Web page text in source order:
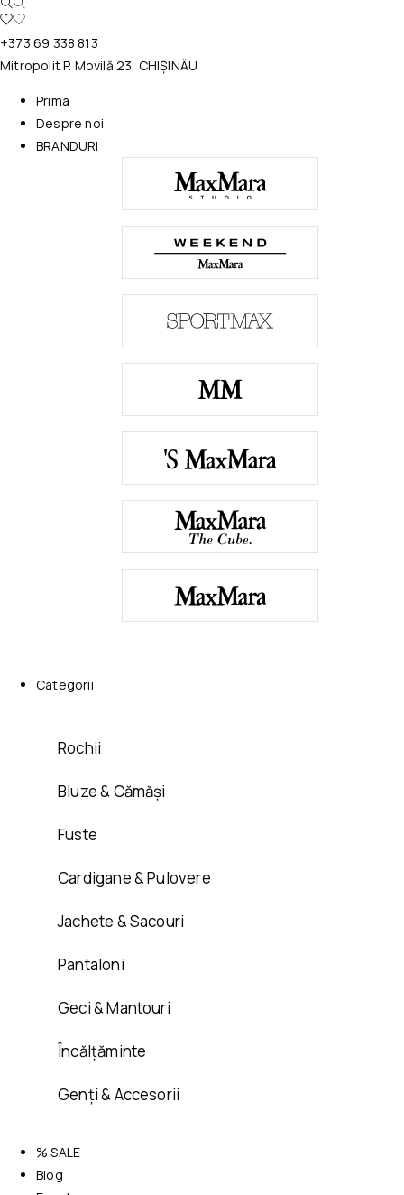
+373 69 338 813
Mitropolit P. Movilă 23, CHIȘINĂU
Prima
Despre noi
BRANDURI
Categorii
Rochii
Bluze & Cămăși
Fuste
Cardigane & Pulovere
Jachete & Sacouri
Pantaloni
Geci & Mantouri
Încălțăminte
Genți & Accesorii
% SALE
Blog